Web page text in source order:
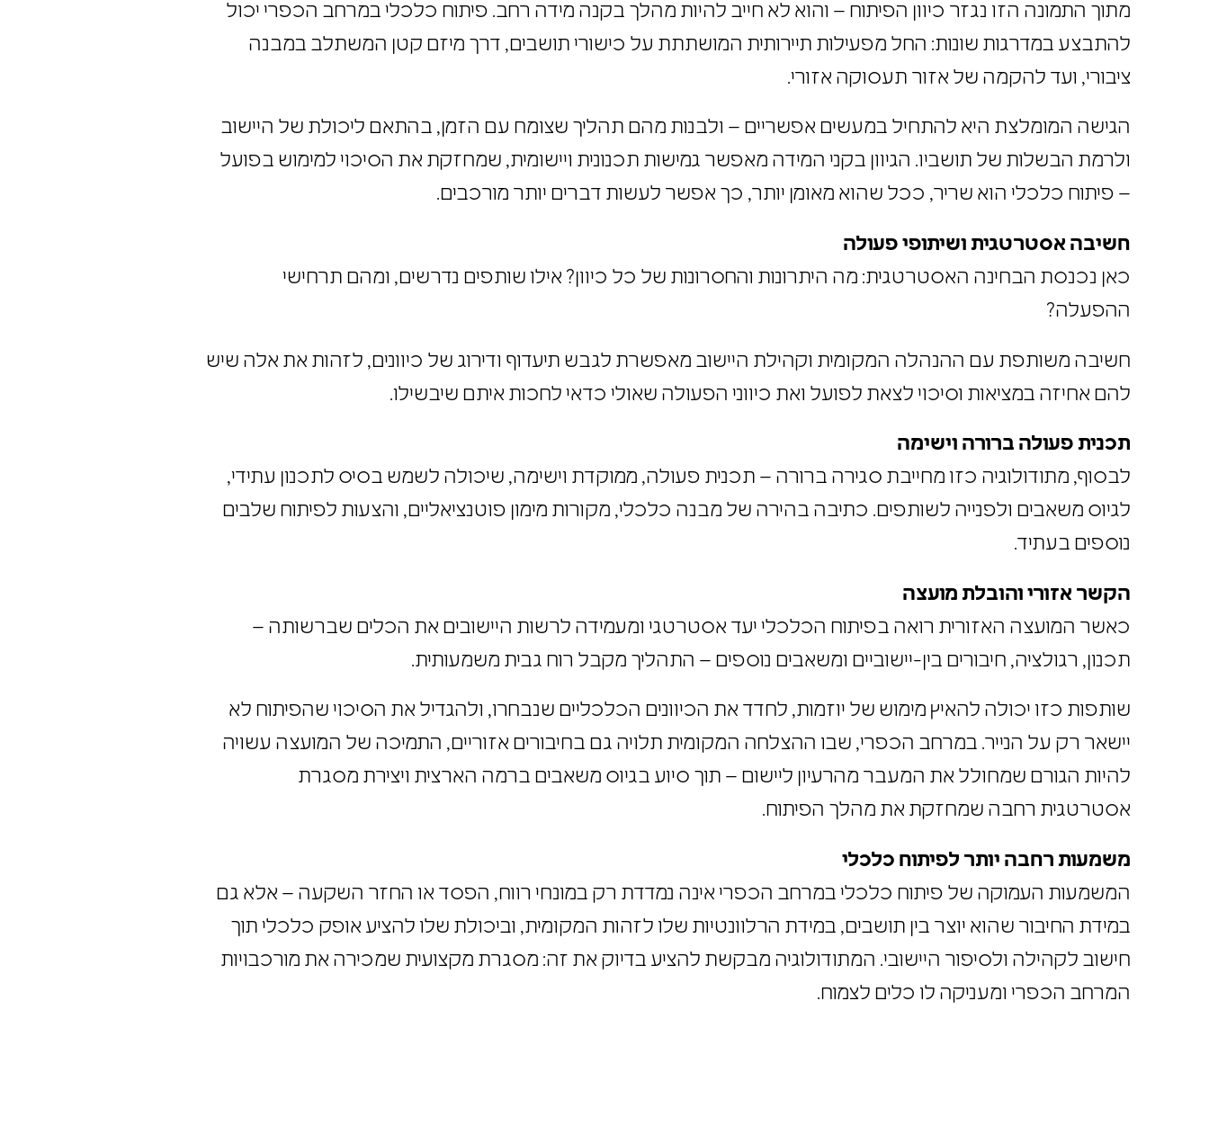
מתוך התמונה הזו נגזר כיוון הפיתוח – והוא לא חייב להיות מהלך בקנה מידה רחב. פיתוח כלכלי במרחב הכפרי יכול
להתבצע במדרגות שונות: החל מפעילות תיירותית המושתתת על כישורי תושבים, דרך מיזם קטן המשתלב במבנה
ציבורי, ועד להקמה של אזור תעסוקה אזורי.
הגישה המומלצת היא להתחיל במעשים אפשריים – ולבנות מהם תהליך שצומח עם הזמן, בהתאם ליכולת של היישוב
ולרמת הבשלות של תושביו. הגיוון בקני המידה מאפשר גמישות תכנונית ויישומית, שמחזקת את הסיכוי למימוש בפועל
– פיתוח כלכלי הוא שריר, ככל שהוא מאומן יותר, כך אפשר לעשות דברים יותר מורכבים.
חשיבה אסטרטגית ושיתופי פעולה
כאן נכנסת הבחינה האסטרטגית: מה היתרונות והחסרונות של כל כיוון? אילו שותפים נדרשים, ומהם תרחישי
ההפעלה?
חשיבה משותפת עם ההנהלה המקומית וקהילת היישוב מאפשרת לגבש תיעדוף ודירוג של כיוונים, לזהות את אלה שיש
להם אחיזה במציאות וסיכוי לצאת לפועל ואת כיווני הפעולה שאולי כדאי לחכות איתם שיבשילו.
תכנית פעולה ברורה וישימה
לבסוף, מתודולוגיה כזו מחייבת סגירה ברורה – תכנית פעולה, ממוקדת וישימה, שיכולה לשמש בסיס לתכנון עתידי,
לגיוס משאבים ולפנייה לשותפים. כתיבה בהירה של מבנה כלכלי, מקורות מימון פוטנציאליים, והצעות לפיתוח שלבים
נוספים בעתיד.
הקשר אזורי והובלת מועצה
כאשר המועצה האזורית רואה בפיתוח הכלכלי יעד אסטרטגי ומעמידה לרשות היישובים את הכלים שברשותה –
תכנון, רגולציה, חיבורים בין-יישוביים ומשאבים נוספים – התהליך מקבל רוח גבית משמעותית.
שותפות כזו יכולה להאיץ מימוש של יוזמות, לחדד את הכיוונים הכלכליים שנבחרו, ולהגדיל את הסיכוי שהפיתוח לא
יישאר רק על הנייר. במרחב הכפרי, שבו ההצלחה המקומית תלויה גם בחיבורים אזוריים, התמיכה של המועצה עשויה
להיות הגורם שמחולל את המעבר מהרעיון ליישום – תוך סיוע בגיוס משאבים ברמה הארצית ויצירת מסגרת
אסטרטגית רחבה שמחזקת את מהלך הפיתוח.
משמעות רחבה יותר לפיתוח כלכלי
המשמעות העמוקה של פיתוח כלכלי במרחב הכפרי אינה נמדדת רק במונחי רווח, הפסד או החזר השקעה – אלא גם
במידת החיבור שהוא יוצר בין תושבים, במידת הרלוונטיות שלו לזהות המקומית, וביכולת שלו להציע אופק כלכלי תוך
חישוב לקהילה ולסיפור היישובי. המתודולוגיה מבקשת להציע בדיוק את זה: מסגרת מקצועית שמכירה את מורכבויות
המרחב הכפרי ומעניקה לו כלים לצמוח.